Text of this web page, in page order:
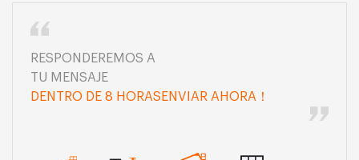
RESPONDEREMOS A
TU MENSAJE
DENTRO DE 8 HORASENVIAR AHORA！